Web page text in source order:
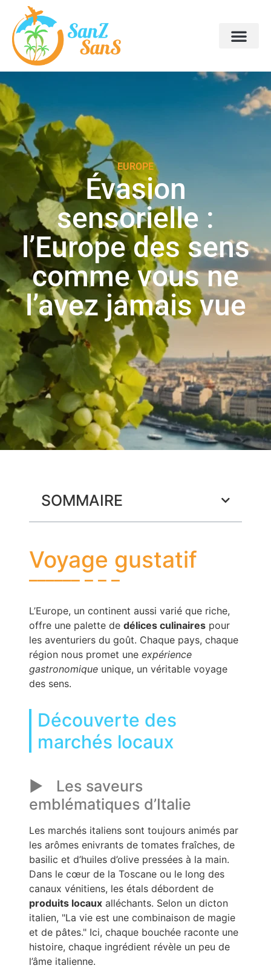
EUROPE
Évasion
sensorielle :
l’Europe des sens
comme vous ne
l’avez jamais vue
SOMMAIRE
Voyage gustatif
L’Europe, un continent aussi varié que riche,
offre une palette de délices culinaires pour
les aventuriers du goût. Chaque pays, chaque
région nous promet une expérience
gastronomique unique, un véritable voyage
des sens.
Découverte des
marchés locaux
Les saveurs
emblématiques d’Italie
Les marchés italiens sont toujours animés par
les arômes enivrants de tomates fraîches, de
basilic et d’huiles d’olive pressées à la main.
Dans le cœur de la Toscane ou le long des
canaux vénitiens, les étals débordent de
produits locaux alléchants. Selon un dicton
italien,
La vie est une combinaison de magie
et de pâtes. Ici, chaque bouchée raconte une
histoire, chaque ingrédient révèle un peu de
l’âme italienne.